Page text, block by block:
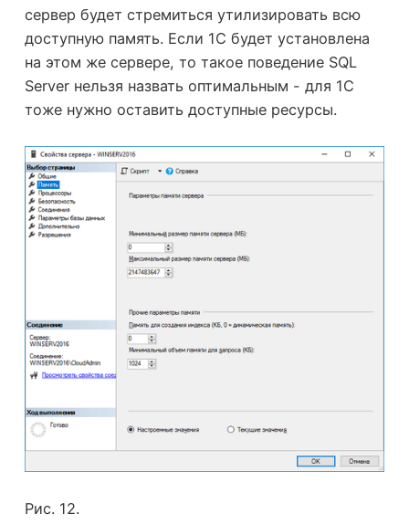
сервер будет стремиться утилизировать всю
доступную память. Если 1С будет установлена
на этом же сервере, то такое поведение SQL
Server нельзя назвать оптимальным - для 1С
тоже нужно оставить доступные ресурсы.
Рис. 12.